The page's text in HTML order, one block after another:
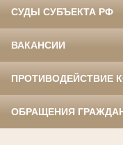
СУДЫ СУБЪЕКТА РФ
ВАКАНСИИ
ПРОТИВОДЕЙСТВИЕ
ОБРАЩЕНИЯ